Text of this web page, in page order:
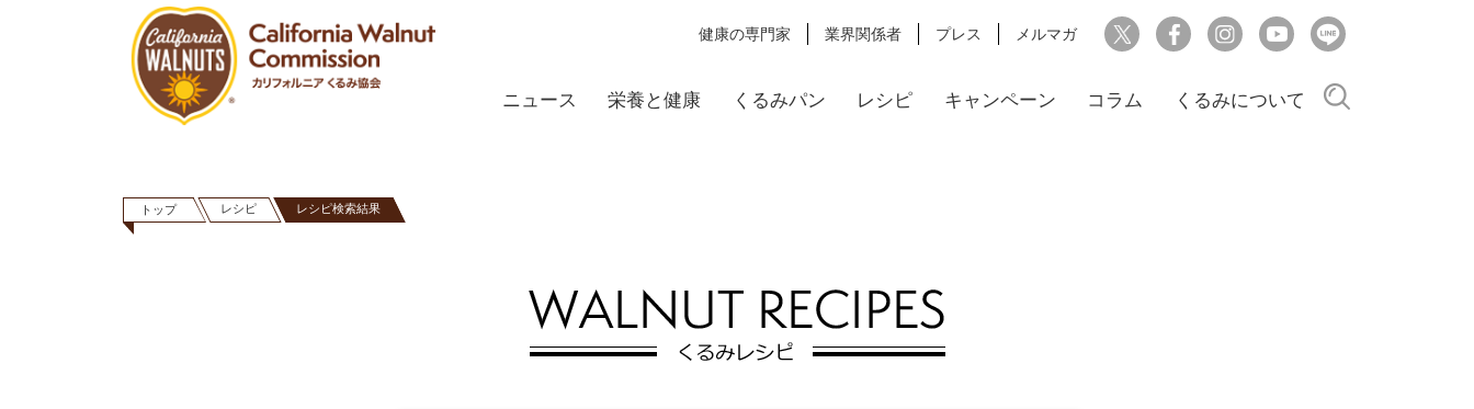
健康の専門家 業界関係者 プレス メルマガ
ニュース 栄養と健康 くるみパン レシピ キャンペーン コラム くるみについて
トップ レシピ レシピ検索結果